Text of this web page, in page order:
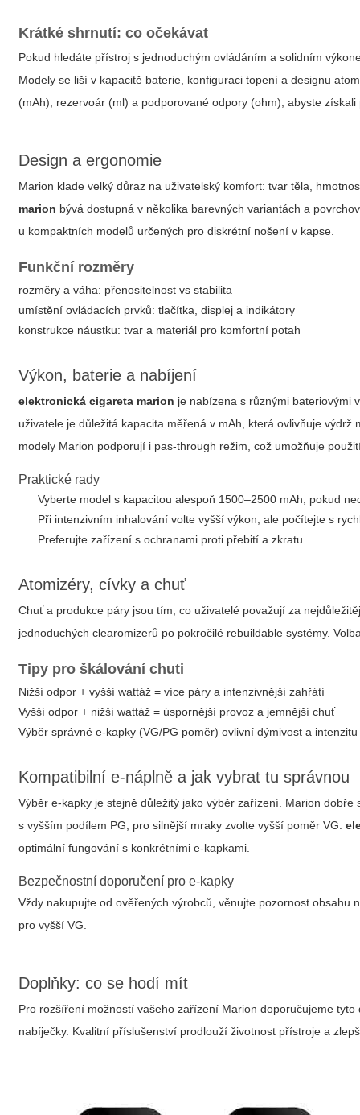
Krátké shrnutí: co očekávat
Pokud hledáte přístroj s jednoduchým ovládáním a solidním
Modely se liší v kapacitě baterie, konfiguraci topení a designu
(mAh), rezervoár (ml) a podporované odpory (ohm), abyste
Design a ergonomie
Marion klade velký důraz na uživatelský komfort: tvar těla,
marion bývá dostupná v několika barevných variantách a
u kompaktních modelů určených pro diskrétní nošení v kapse.
Funkční rozměry
rozměry a váha: přenositelnost vs stabilita
umístění ovládacích prvků: tlačítka, displej a indikátory
konstrukce náustku: tvar a materiál pro komfortní potah
Výkon, baterie a nabíjení
elektronická cigareta marion je nabízena s různými bateriovými
uživatele je důležitá kapacita měřená v mAh, která ovlivňuje
modely Marion podporují i pas-through režim, což umožňuje
Praktické rady
Vyberte model s kapacitou alespoň 1500–2500 mAh, pokud
Při intenzivním inhalování volte vyšší výkon, ale počítejte s
Preferujte zařízení s ochranami proti přebití a zkratu.
Atomizéry, cívky a chuť
Chuť a produkce páry jsou tím, co uživatelé považují za
jednoduchých clearomizerů po pokročilé rebuildable systémy.
Tipy pro škálování chuti
Nižší odpor + vyšší wattáž = více páry a intenzivnější zahřátí
Vyšší odpor + nižší wattáž = úspornější provoz a jemnější chuť
Výběr správné e‑kapky (VG/PG poměr) ovlivní dýmivost a
Kompatibilní e‑náplně a jak vybrat tu správnou
Výběr e‑kapky je stejně důležitý jako výběr zařízení. Marion
s vyšším podílem PG; pro silnější mraky zvolte vyšší poměr VG.
optimální fungování s konkrétními e‑kapkami.
Bezpečnostní doporučení pro e‑kapky
Vždy nakupujte od ověřených výrobců, věnujte pozornost
pro vyšší VG.
Doplňky: co se hodí mít
Pro rozšíření možností vašeho zařízení Marion doporučujeme
nabíječky. Kvalitní příslušenství prodlouží životnost přístroje a